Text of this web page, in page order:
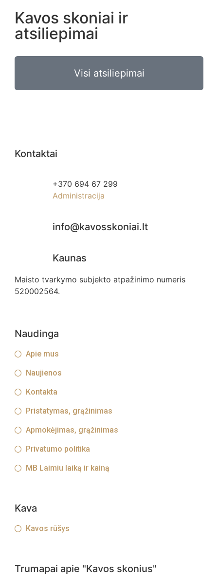
Kavos skoniai ir
atsiliepimai
Visi atsiliepimai
Kontaktai
+370 694 67 299
Administracija
info@kavosskoniai.lt
Kaunas
Maisto tvarkymo subjekto atpažinimo numeris
520002564.
Naudinga
Apie mus
Naujienos
Kontakta
Pristatymas, grąžinimas
Apmokėjimas, grąžinimas
Privatumo politika
MB Laimiu laiką ir kainą
Kava
Kavos rūšys
Trumapai apie "Kavos skonius"